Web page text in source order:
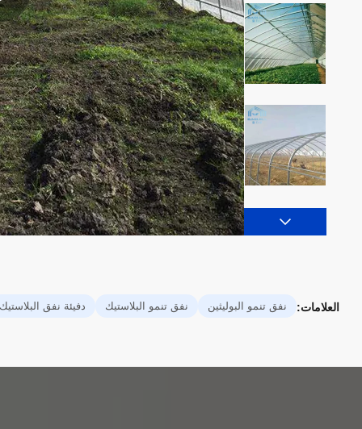
العلامات: نفق تنمو البوليثين نفق تنمو البلاستيك دفيئة نفق البلاستيك